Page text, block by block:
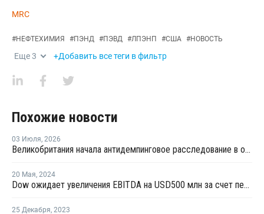
MRC
#НЕФТЕХИМИЯ #ПЭНД #ПЭВД #ЛПЭНП #США #НОВОСТЬ
Еще3 +Добавить все теги в фильтр
Похожие новости
03 Июля, 2026
Великобритания начала антидемпинговое расследование в отношении импорта ЛПНП из США
20 Мая, 2024
Dow ожидает увеличения EBITDA на USD500 млн за счет переработки отходов к 2030 году
25 Декабря, 2023